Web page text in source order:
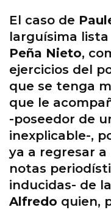
El caso de
larguísima
Peña Nieto,
ejercicios del
que se tenga
que le
-poseedor de
inexplicable-,
ya a regresar
notas
inducidas- de
Alfredo quien,